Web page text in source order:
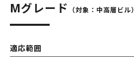
Mグレード （対象：中高層ビル）
適応範囲